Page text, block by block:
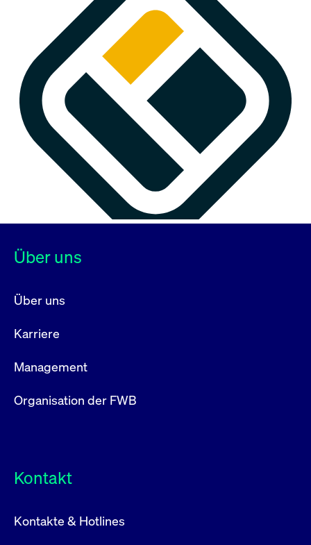
Über uns
Über uns
Karriere
Management
Organisation der FWB
Kontakt
Kontakte & Hotlines